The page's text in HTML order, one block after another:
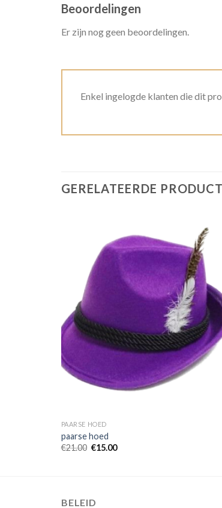
Beoordelingen
Er zijn nog geen beoordelingen.
Enkel ingelogde klanten die dit
GERELATEERDE
PAARSE HOED
paarse hoed
€21.00 €15.00
BELEID